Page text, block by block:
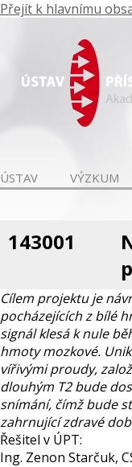
Přejít k hlavnímu
ÚSTAV VÝZKUM
143001
Cílem projektu je
pocházejících z bílé
signál klesá k nule
hmoty mozkové.
vířivými proudy,
dlouhým T2 bude
snímání, čímž bude
zahrnující zdravé
Řešitel v ÚPT:
Ing. Zenon Starčuk,